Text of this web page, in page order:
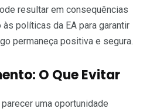
resultar em consequências
políticas da EA para garantir
permaneça positiva e segura.
O Que Evitar
uma oportunidade